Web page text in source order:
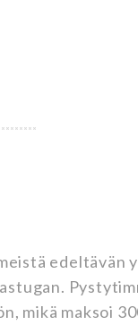
edeltävän
mikä maksoi